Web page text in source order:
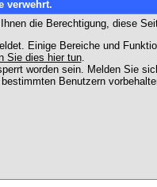
verwehrt.
die Berechtigung, diese
Einige Bereiche und
Sie dies hier tun.
worden sein. Melden Sie
Benutzern